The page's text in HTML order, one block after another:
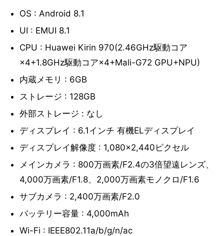
OS : Android 8.1
UI : EMUI 8.1
CPU : Huawei Kirin 970(2.46GHz駆動コア
×4+1.8GHz駆動コア×4+Mali-G72 GPU+NPU)
内蔵メモリ : 6GB
ストレージ : 128GB
外部ストレージ : なし
ディスプレイ : 6.1インチ 有機ELディスプレイ
ディスプレイ解像度 : 1,080×2,440ピクセル
メインカメラ : 800万画素/F2.4の3倍望遠レンズ、
4,000万画素/F1.8、2,000万画素モノクロ/F1.6
サブカメラ : 2,400万画素/F2.0
バッテリー容量 : 4,000mAh
Wi-Fi : IEEE802.11a/b/g/n/ac